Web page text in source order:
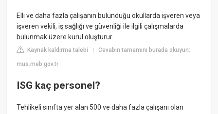
Elli ve daha fazla çalışanın bulunduğu okullarda işveren veya
işveren vekili, iş sağlığı ve güvenliği ile ilgili çalışmalarda
bulunmak üzere kurul oluşturur.
Kaynak kaldırma talebi |Cevabın tamamını burada okuyun:
mus.meb.gov.tr
ISG kaç personel?
Tehlikeli sınıfta yer alan 500 ve daha fazla çalışanı olan